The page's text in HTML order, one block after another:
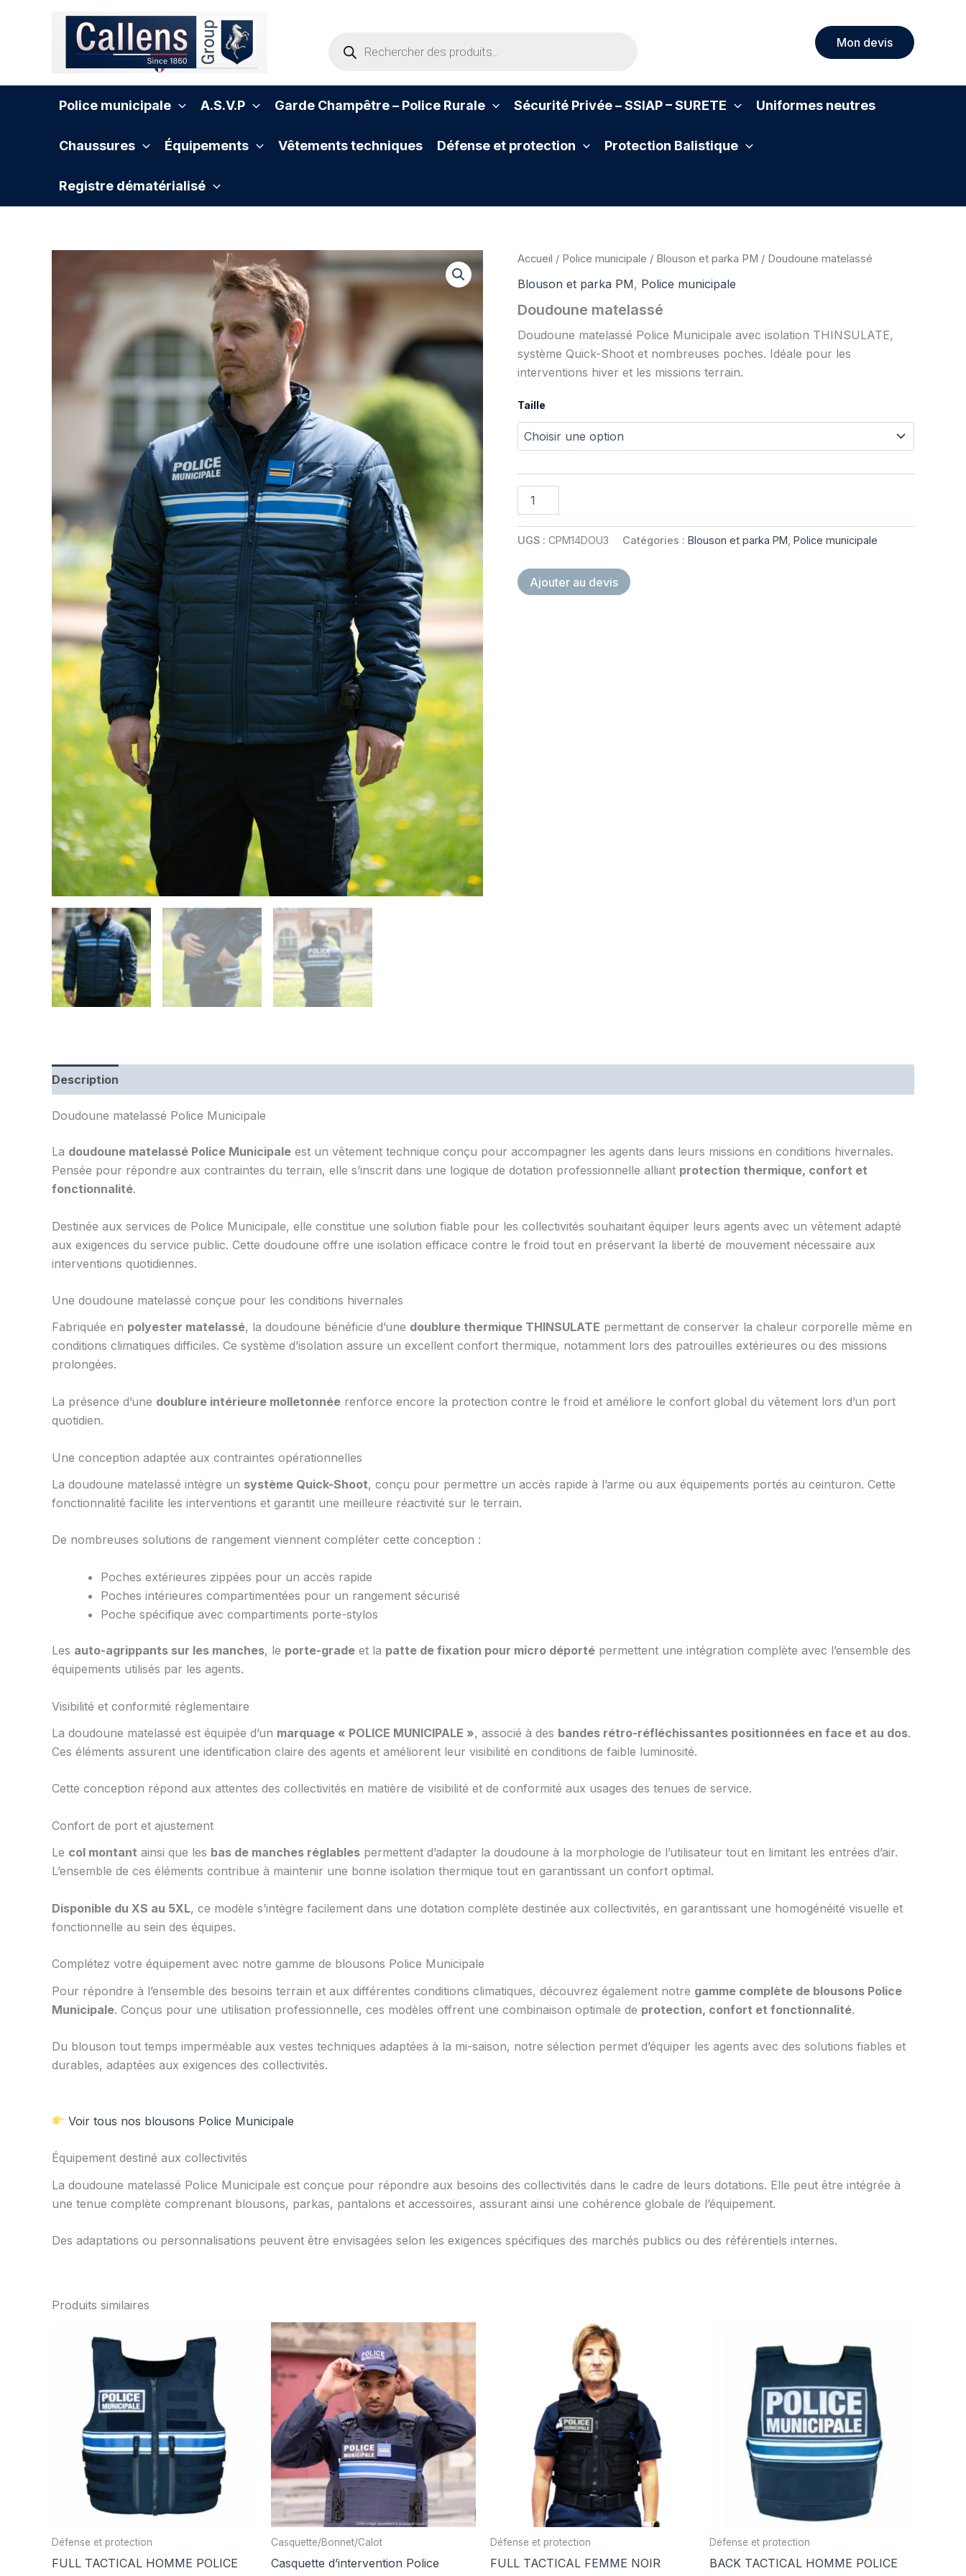
Mon devis
Police municipale A.S.V.P Garde Champêtre – Police Rurale Sécurité Privée – SSIAP – SURETE Uniformes neutres
Chaussures Équipements Vêtements techniques Défense et protection Protection Balistique
Registre dématérialisé
Accueil / Police municipale / Blouson et parka PM / Doudoune matelassé
Blouson et parka PM, Police municipale
Doudoune matelassé
Doudoune matelassé Police Municipale avec isolation THINSULATE,
système Quick-Shoot et nombreuses poches. Idéale pour les
interventions hiver et les missions terrain.
Taille
matelassé
UGS : CPM14DOU3 Catégories : Blouson et parka PM Police municipale
Ajouter au devis
Description
Doudoune matelassé Police Municipale
La doudoune matelassé Police Municipale est un vêtement technique conçu pour accompagner les agents dans leurs missions en conditions hivernales.
Pensée pour répondre aux contraintes du terrain, elle s’inscrit dans une logique de dotation professionnelle alliant protection thermique, confort et
fonctionnalité.
Destinée aux services de Police Municipale, elle constitue une solution fiable pour les collectivités souhaitant équiper leurs agents avec un vêtement adapté
aux exigences du service public. Cette doudoune offre une isolation efficace contre le froid tout en préservant la liberté de mouvement nécessaire aux
interventions quotidiennes.
Une doudoune matelassé conçue pour les conditions hivernales
Fabriquée en polyester matelassé, la doudoune bénéficie d’une doublure thermique THINSULATE permettant de conserver la chaleur corporelle même en
conditions climatiques difficiles. Ce système d’isolation assure un excellent confort thermique, notamment lors des patrouilles extérieures ou des missions
prolongées.
La présence d’une doublure intérieure molletonnée renforce encore la protection contre le froid et améliore le confort global du vêtement lors d’un port
quotidien.
Une conception adaptée aux contraintes opérationnelles
La doudoune matelassé intègre un système Quick-Shoot, conçu pour permettre un accès rapide à l’arme ou aux équipements portés au ceinturon. Cette
fonctionnalité facilite les interventions et garantit une meilleure réactivité sur le terrain.
De nombreuses solutions de rangement viennent compléter cette conception :
Poches extérieures zippées pour un accès rapide
Poches intérieures compartimentées pour un rangement sécurisé
Poche spécifique avec compartiments porte-stylos
Les auto-agrippants sur les manches, le porte-grade et la patte de fixation pour micro déporté permettent une intégration complète avec l’ensemble des
équipements utilisés par les agents.
Visibilité et conformité réglementaire
La doudoune matelassé est équipée d’un marquage « POLICE MUNICIPALE », associé à des bandes rétro-réfléchissantes positionnées en face et au dos.
Ces éléments assurent une identification claire des agents et améliorent leur visibilité en conditions de faible luminosité.
Cette conception répond aux attentes des collectivités en matière de visibilité et de conformité aux usages des tenues de service.
Confort de port et ajustement
Le col montant ainsi que les bas de manches réglables permettent d’adapter la doudoune à la morphologie de l’utilisateur tout en limitant les entrées d’air.
L’ensemble de ces éléments contribue à maintenir une bonne isolation thermique tout en garantissant un confort optimal.
Disponible du XS au 5XL, ce modèle s’intègre facilement dans une dotation complète destinée aux collectivités, en garantissant une homogénéité visuelle et
fonctionnelle au sein des équipes.
Complétez votre équipement avec notre gamme de blousons Police Municipale
Pour répondre à l’ensemble des besoins terrain et aux différentes conditions climatiques, découvrez également notre gamme complète de blousons Police
Municipale. Conçus pour une utilisation professionnelle, ces modèles offrent une combinaison optimale de protection, confort et fonctionnalité.
Du blouson tout temps imperméable aux vestes techniques adaptées à la mi-saison, notre sélection permet d’équiper les agents avec des solutions fiables et
durables, adaptées aux exigences des collectivités.
Voir tous nos blousons Police Municipale
Équipement destiné aux collectivités
La doudoune matelassé Police Municipale est conçue pour répondre aux besoins des collectivités dans le cadre de leurs dotations. Elle peut être intégrée à
une tenue complète comprenant blousons, parkas, pantalons et accessoires, assurant ainsi une cohérence globale de l’équipement.
Des adaptations ou personnalisations peuvent être envisagées selon les exigences spécifiques des marchés publics ou des référentiels internes.
Produits similaires
Défense et protection
FULL TACTICAL HOMME POLICE
Casquette/Bonnet/Calot
Casquette d’intervention Police
Défense et protection
FULL TACTICAL FEMME NOIR
Défense et protection
BACK TACTICAL HOMME POLICE